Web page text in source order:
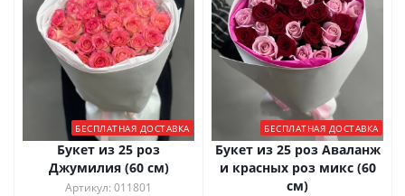
БЕСПЛАТНАЯ ДОСТАВКА
Букет из 25 роз
Джумилия (60 см)
Артикул: 011801
БЕСПЛАТНАЯ ДОСТАВКА
Букет из 25 роз Аваланж
и красных роз микс (60
см)